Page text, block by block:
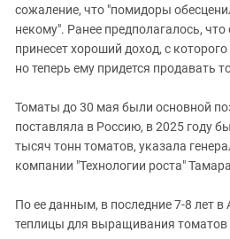
сожаление, что "помидоры
некому". Ранее предполагалось,
принесет хороший доход, с
но теперь ему придется продавать
Томаты до 30 мая были основной
поставляла в Россию, в 2025 году
тысяч тонн томатов, указала
компании "Технологии роста"
По ее данным, в последние 7-8 лет в
теплицы для выращивания томатов